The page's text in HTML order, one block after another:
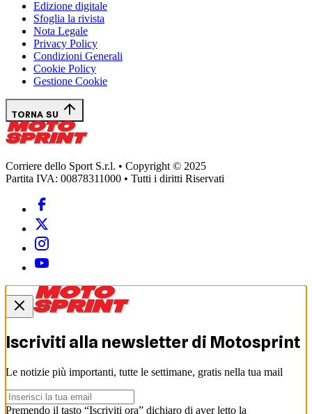
Edizione digitale
Sfoglia la rivista
Nota Legale
Privacy Policy
Condizioni Generali
Cookie Policy
Gestione Cookie
TORNA SU
Corriere dello Sport S.r.l. • Copyright © 2025
Partita IVA: 00878311000 • Tutti i diritti Riservati
Iscriviti alla newsletter di Motosprint
Le notizie più importanti, tutte le settimane, gratis nella tua mail
Premendo il tasto “Iscriviti ora” dichiaro di aver letto la